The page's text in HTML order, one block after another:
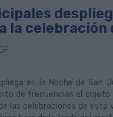
la celebración
en la Noche de
de frecuencias al
las celebraciones de esta